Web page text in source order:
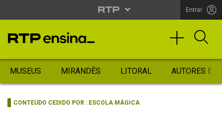
Entrar
MUSEUS MIRANDÊS LITORAL AUTORES
CONTEÚDO CEDIDO POR : ESCOLA MÁGICA